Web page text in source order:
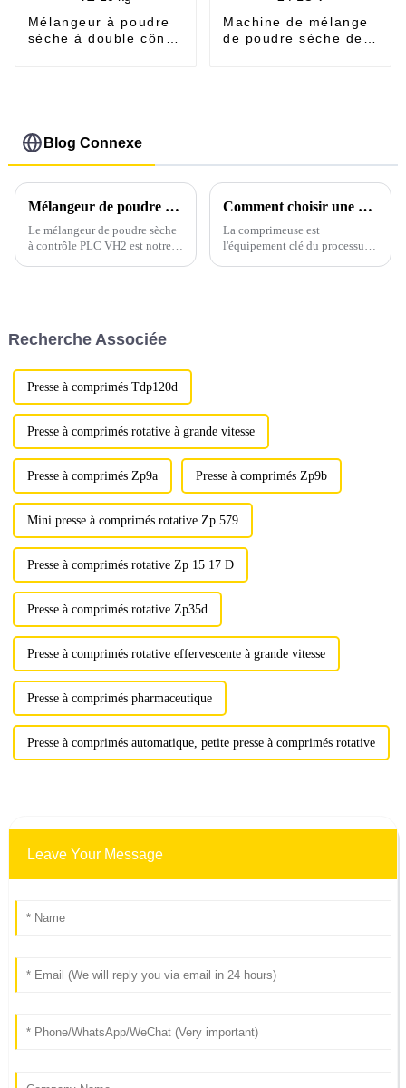
Mélangeur à poudre
sèche à double cône
Machine de mélange
de poudre sèche de
Blog Connexe
Mélangeur de poudre sèche à contrôle PLC VH2
Le mélangeur de poudre sèche
à contrôle PLC VH2 est notre
pharmaceutiques, chimiques,
céramiques, métallurgiques et...
Comment choisir une presse à comprimés adaptée
La comprimeuse est
l'équipement clé du processus
Recherche Associée
Presse à comprimés Tdp120d
Presse à comprimés rotative à grande vitesse
Presse à comprimés Zp9a Presse à comprimés Zp9b
Mini presse à comprimés rotative Zp 579
Presse à comprimés rotative Zp 15 17 D
Presse à comprimés rotative Zp35d
Presse à comprimés rotative effervescente à grande vitesse
Presse à comprimés pharmaceutique
Presse à comprimés automatique, petite presse à comprimés rotative
Leave Your Message